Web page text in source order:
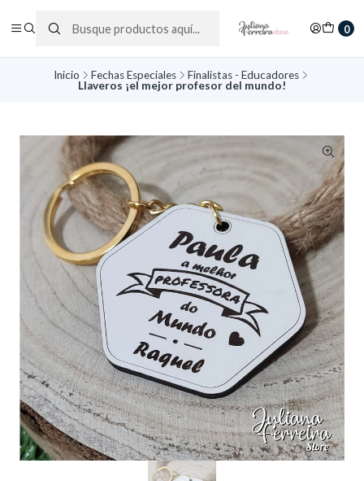
0
Inicio Fechas Especiales
Finalistas - Educadores
Llaveros ¡el mejor profesor del mundo!